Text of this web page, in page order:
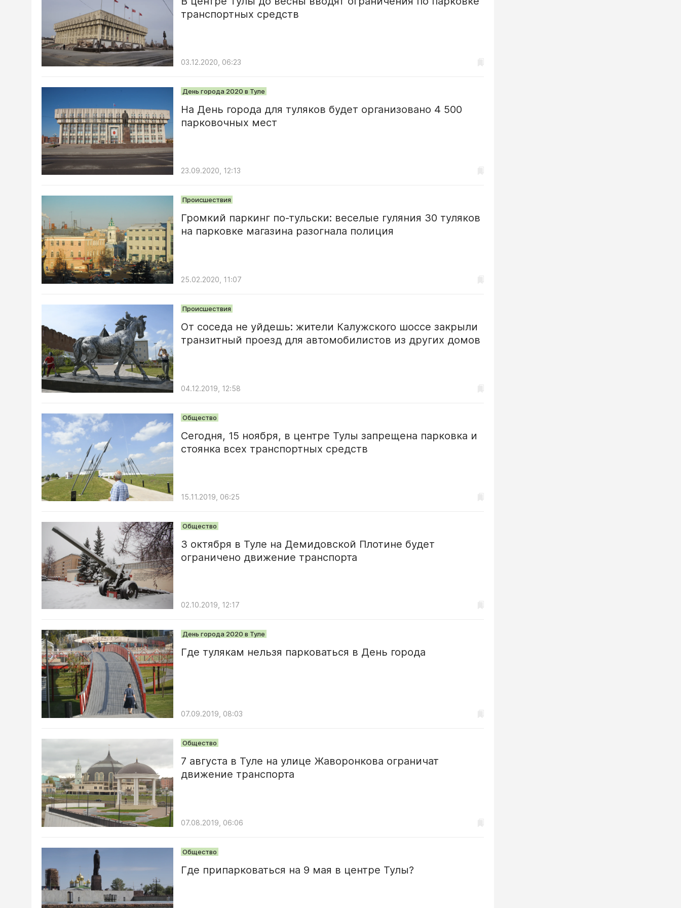
транспортных средств
03.12.2020, 06:23
День города 2020 в Туле
На День города для туляков будет организовано 4 500
парковочных мест
23.09.2020, 12:13
Происшествия
Громкий паркинг по-тульски: веселые гуляния 30 туляков
на парковке магазина разогнала полиция
25.02.2020, 11:07
Происшествия
От соседа не уйдешь: жители Калужского шоссе закрыли
транзитный проезд для автомобилистов из других домов
04.12.2019, 12:58
Общество
Сегодня, 15 ноября, в центре Тулы запрещена парковка и
стоянка всех транспортных средств
15.11.2019, 06:25
Общество
3 октября в Туле на Демидовской Плотине будет
ограничено движение транспорта
02.10.2019, 12:17
День города 2020 в Туле
Где тулякам нельзя парковаться в День города
07.09.2019, 08:03
Общество
7 августа в Туле на улице Жаворонкова ограничат
движение транспорта
07.08.2019, 06:06
Общество
Где припарковаться на 9 мая в центре Тулы?